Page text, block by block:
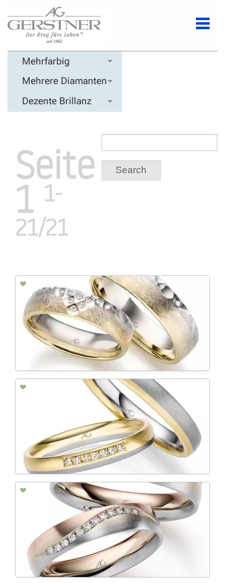
Mehrfarbig
Mehrere Diamanten
Dezente Brillanz
Search
Seite
1 1-
21/21